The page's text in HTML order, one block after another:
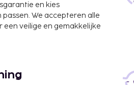
in het restaurant of
en kies
We accepteren alle
veilige en gemakkelijke